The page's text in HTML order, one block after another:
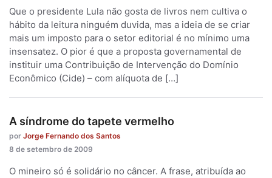
Que o presidente Lula não gosta de livros nem cultiva o
hábito da leitura ninguém duvida, mas a ideia de se criar
mais um imposto para o setor editorial é no mínimo uma
insensatez. O pior é que a proposta governamental de
instituir uma Contribuição de Intervenção do Domínio
Econômico (Cide) – com alíquota de […]
A síndrome do tapete vermelho
por Jorge Fernando dos Santos
8 de setembro de 2009
O mineiro só é solidário no câncer. A frase, atribuída ao